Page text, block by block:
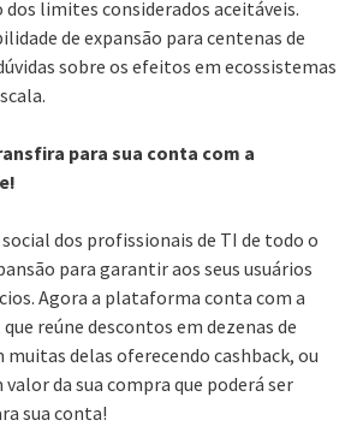
limites considerados aceitáveis.
de expansão para centenas de
sobre os efeitos em ecossistemas
para sua conta com a
social dos profissionais de TI de todo o
para garantir aos seus usuários
Agora a plataforma conta com a
reúne descontos em dezenas de
muitas delas oferecendo cashback, ou
da sua compra que poderá ser
sua conta!